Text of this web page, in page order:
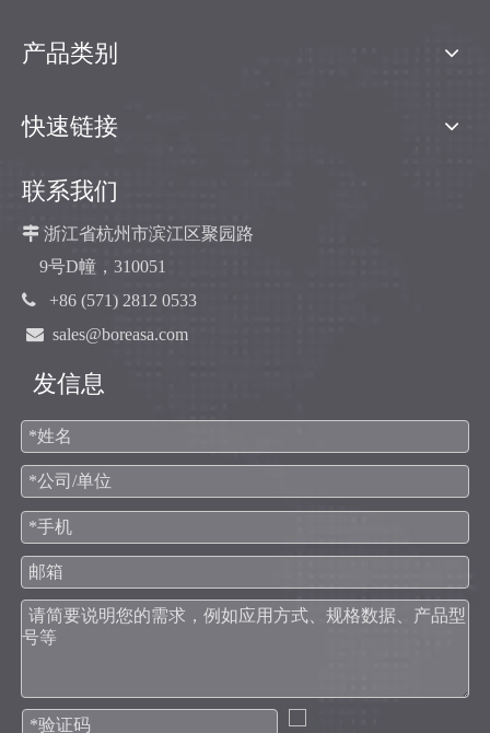
D50/5/4QE-E2
产品类别
快速链接
联系我们
 浙江省杭州市滨江区聚园路
9号D幢，310051
 +86 (571) 2812 0533
 sales@boreasa.com
发信息